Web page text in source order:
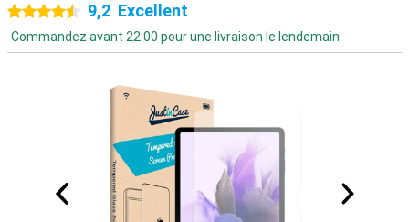
4.5 étoiles
9,2 Excellent
Commandez avant 22:00 pour une livraison le lendemain